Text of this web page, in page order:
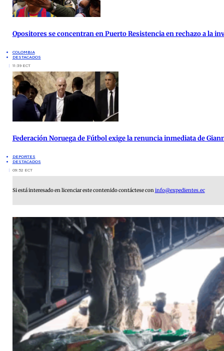
Opositores se concentran en Puerto Resistencia en rechazo a la
COLOMBIA
DESTACADOS
11:39 ECT
Federación Noruega de Fútbol exige la renuncia inmediata de
DEPORTES
DESTACADOS
09:52 ECT
Si está interesado en licenciar este contenido contáctese coninfo@expedientes.ec